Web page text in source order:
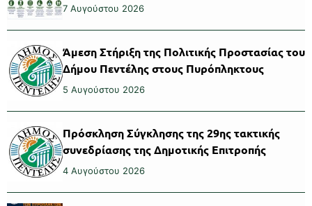
7 Αυγούστου 2026
Άμεση Στήριξη της Πολιτικής Προστασίας του
Δήμου Πεντέλης στους Πυρόπληκτους
5 Αυγούστου 2026
Πρόσκληση Σύγκλησης της 29ης τακτικής
συνεδρίασης της Δημοτικής Επιτροπής
4 Αυγούστου 2026